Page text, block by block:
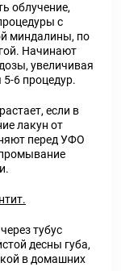
облучение,
с
миндалины, по
Начинают
увеличивая
5-6 процедур.
если в
лакун от
перед УФО
тубус
десны губа,
в домашних